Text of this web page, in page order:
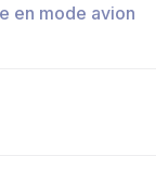
en mode avion